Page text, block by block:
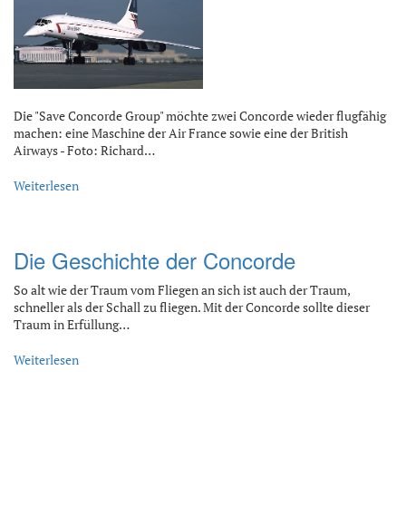
Die "Save Concorde Group" möchte zwei Concorde wieder flugfähig
machen: eine Maschine der Air France sowie eine der British
Airways - Foto: Richard…
Weiterlesen
Die Geschichte der Concorde
So alt wie der Traum vom Fliegen an sich ist auch der Traum,
schneller als der Schall zu fliegen. Mit der Concorde sollte dieser
Traum in Erfüllung…
Weiterlesen